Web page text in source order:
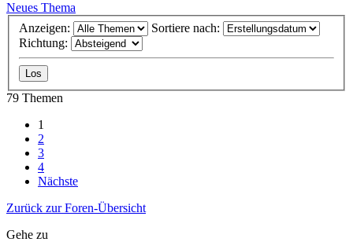
Neues Thema
Anzeigen:
Sortiere nach:
Richtung:
79 Themen
1
2
3
4
Nächste
Zurück zur Foren-Übersicht
Gehe zu